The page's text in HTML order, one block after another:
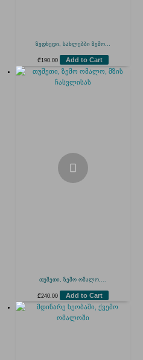
ზედხედი, სახლებბი ზემო...
₾ 190.00 Add to Cart
თუშეთი, ზემო ომალო,...
₾240.00 Add to Cart